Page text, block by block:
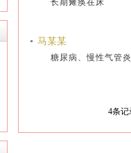
长期瘫痪在床
马某某
糖尿病、慢性气管
4条